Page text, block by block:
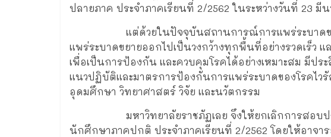
ปลายภาค ประจำภาคเรียนที่ 2/2562 ในระหว่างวันที่ 23 มี
แต่ด้วยในปัจจุบันสถานการณ์การแพร่ระบาดของโ
แพร่ระบาดขยายออกไปเป็นวงกว้างทุกพื้นที่อย่างรวดเร็ว
เพื่อเป็นการป้องกัน และควบคุมโรคได้อย่างเหมาะสม มีป
แนวปฏิบัติและมาตรการป้องกันการแพร่ระบาดของโรคไว
อุดมศึกษา วิทยาศาสตร์ วิจัย และนวัตกรรม
มหาวิทยาลัยราชภัฏเลย จึงให้ยกเลิกการสอบปล
นักศึกษาภาคปกติ ประจำภาคเรียนที่ 2/2562 โดยให้อาจา